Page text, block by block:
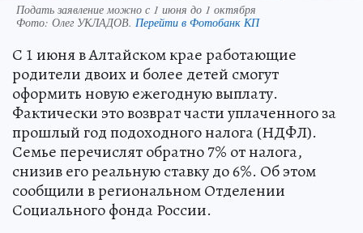
Подать заявление можно с 1 июня до 1 октября
Фото: Олег УКЛАДОВ. Перейти в Фотобанк КП
С 1 июня в Алтайском крае работающие
родители двоих и более детей смогут
оформить новую ежегодную выплату.
Фактически это возврат части уплаченного за
прошлый год подоходного налога (НДФЛ).
Семье перечислят обратно 7% от налога,
снизив его реальную ставку до 6%. Об этом
сообщили в региональном Отделении
Социального фонда России.